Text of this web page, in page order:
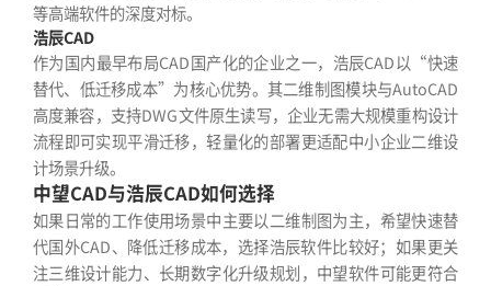
等高端软件的深度对标。
浩辰CAD
作为国内最早布局CAD国产化的企业之一，浩辰CAD以“快速
替代、低迁移成本”为核心优势。其二维制图模块与AutoCAD
高度兼容，支持DWG文件原生读写，企业无需大规模重构设计
流程即可实现平滑迁移，轻量化的部署更适配中小企业二维设
计场景升级。
中望CAD与浩辰CAD如何选择
如果日常的工作使用场景中主要以二维制图为主，希望快速替
代国外CAD、降低迁移成本，选择浩辰软件比较好；如果更关
注三维设计能力、长期数字化升级规划，中望软件可能更符合